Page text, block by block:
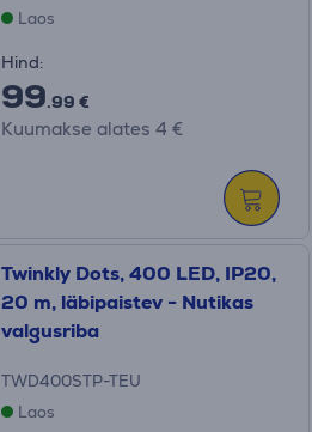
Laos
Hind:
99.99 €
Kuumakse alates 4 €
Twinkly Dots, 400 LED, IP20,
20 m, läbipaistev - Nutikas
valgusriba
TWD400STP-TEU
Laos